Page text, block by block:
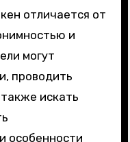
отличается от
и
могут
проводить
искать
особенности